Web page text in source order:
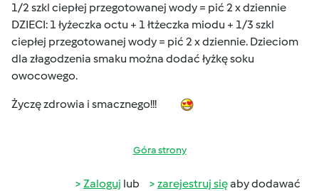
1/2 szkl ciepłej przegotowanej wody = pić 2 x dziennie
DZIECI: 1 łyżeczka octu + 1 łtżeczka miodu + 1/3 szkl
ciepłej przegotowanej wody = pić 2 x dziennie. Dzieciom
dla złagodzenia smaku można dodać łyżkę soku
owocowego.
Życzę zdrowia i smacznego!!!
Góra strony
Zaloguj lub zarejestruj sięaby dodawać